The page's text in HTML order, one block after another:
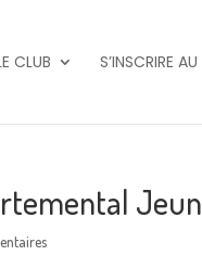
CLUB S’INSCRIRE